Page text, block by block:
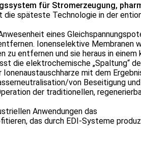
für Stromerzeugung,
die späteste Technologie in der
eines
Ionenselektive Membranen
zu entfernen und sie heraus in
die elektrochemische „Spaltung“
Ionenaustauschharze mit dem
von Beseitigung
der traditionellen,
Anwendungen das
das durch EDI-Systeme